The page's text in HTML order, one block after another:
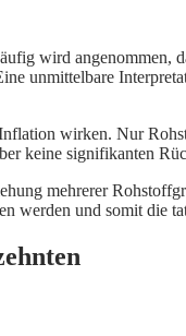
wird angenommen,
unmittelbare
wirken. Nur
keine signifikanten
mehrerer
werden und somit die